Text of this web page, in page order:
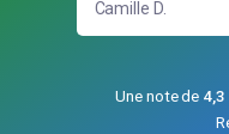
Camille D.
Une note de 4,3